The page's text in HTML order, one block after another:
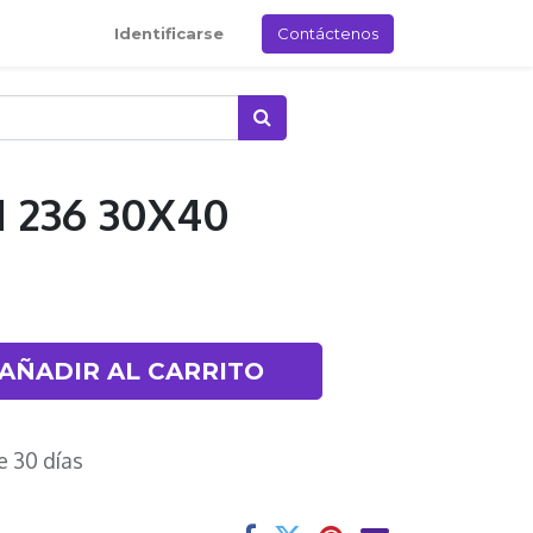
Identificarse Contáctenos
236 30X40
AL CARRITO
30 días